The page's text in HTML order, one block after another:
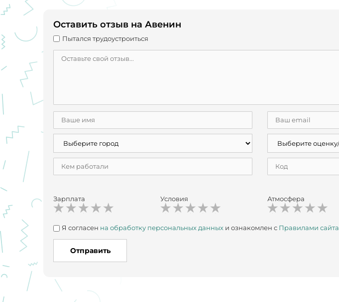
Оставить отзыв на Авенин
Пытался трудоустроиться
Зарплата Условия Атмосфера
Я согласен на обработку персональных данных и ознакомлен с Правилами сайта
Отправить